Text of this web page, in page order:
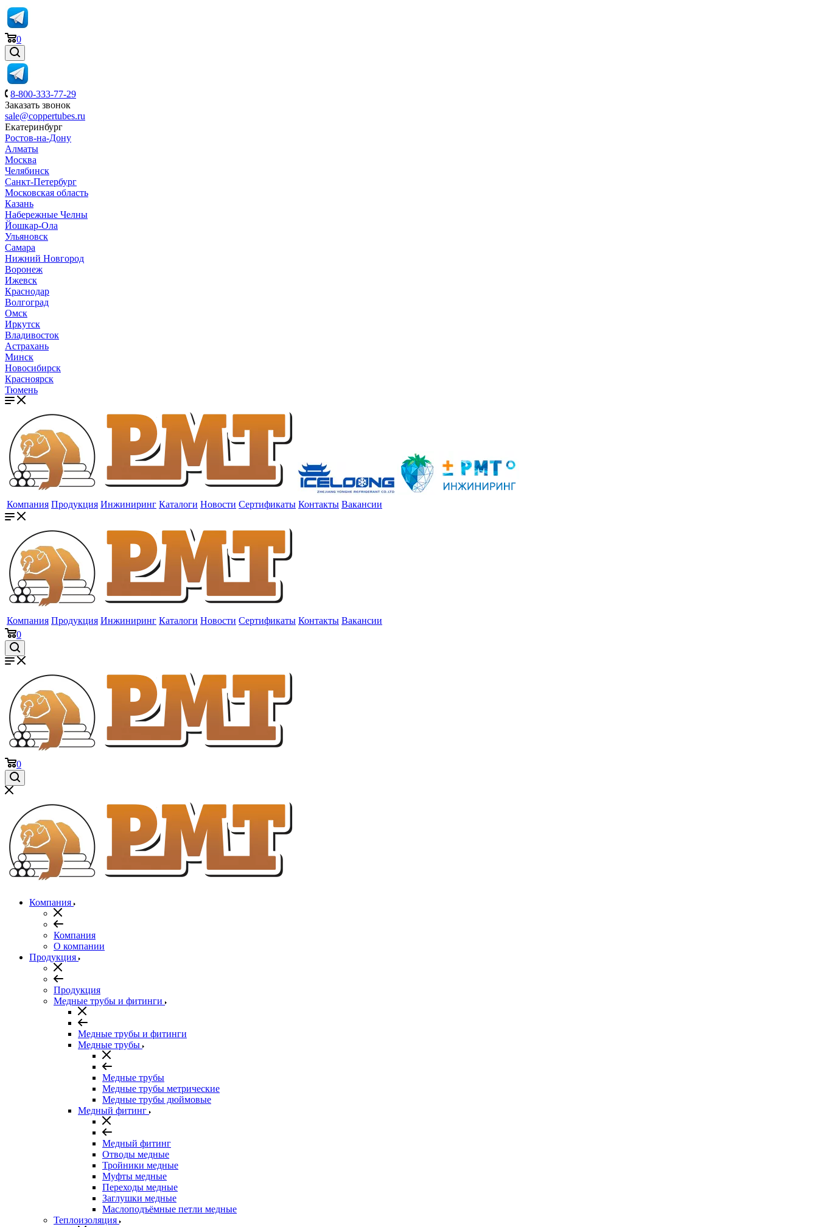
0
8-800-333-77-29
Заказать звонок
sale@coppertubes.ru
Екатеринбург
Ростов-на-Дону
Алматы
Москва
Челябинск
Санкт-Петербург
Московская область
Казань
Набережные Челны
Йошкар-Ола
Ульяновск
Самара
Нижний Новгород
Воронеж
Ижевск
Краснодар
Волгоград
Омск
Иркутск
Владивосток
Астрахань
Минск
Новосибирск
Красноярск
Тюмень
Компания Продукция Инжиниринг Каталоги Новости Сертификаты Контакты Вакансии
Компания Продукция Инжиниринг Каталоги Новости Сертификаты Контакты Вакансии
0
0
Компания
Компания
О компании
Продукция
Продукция
Медные трубы и фитинги
Медные трубы и фитинги
Медные трубы
Медные трубы
Медные трубы метрические
Медные трубы дюймовые
Медный фитинг
Медный фитинг
Отводы медные
Тройники медные
Муфты медные
Переходы медные
Заглушки медные
Маслоподъёмные петли медные
Теплоизоляция